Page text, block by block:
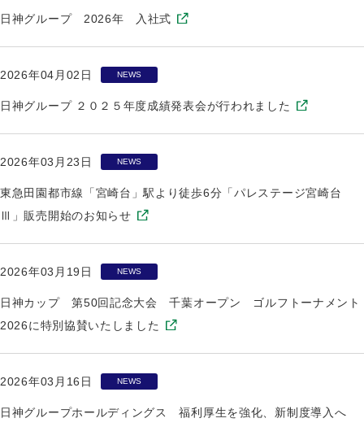
日神グループ 2026年 入社式
2026年04月02日 NEWS
日神グループ ２０２５年度成績発表会が行われました
2026年03月23日 NEWS
東急田園都市線「宮崎台」駅より徒歩6分「パレステージ宮崎台
Ⅲ」販売開始のお知らせ
2026年03月19日 NEWS
日神カップ 第50回記念大会 千葉オープン ゴルフトーナメント
2026に特別協賛いたしました
2026年03月16日 NEWS
日神グループホールディングス 福利厚生を強化、新制度導入へ